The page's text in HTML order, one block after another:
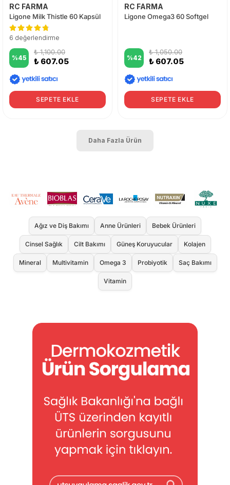
RC FARMA
Ligone Milk Thistle 60 Kapsül
6 değerlendirme
%45
₺ 1,100.00
₺ 607.05
SEPETE EKLE
RC FARMA
Ligone Omega3 60 Softgel
%42
₺ 1,050.00
₺ 607.05
SEPETE EKLE
Daha Fazla Ürün
Ağız ve Diş Bakımı Anne Ürünleri Bebek Ürünleri
Cinsel Sağlık Cilt Bakımı Güneş Koruyucular Kolajen
Mineral Multivitamin Omega 3 Probiyotik Saç Bakımı
Vitamin